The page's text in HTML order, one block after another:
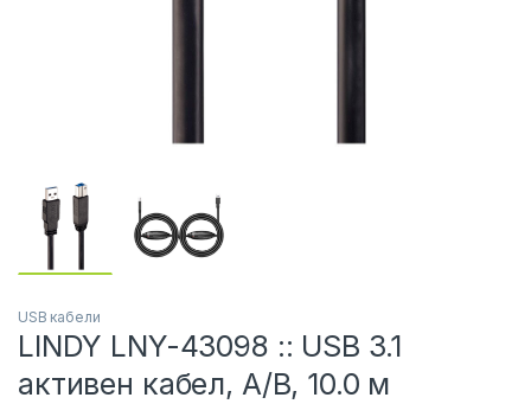
USB кабели
LINDY LNY-43098 :: USB 3.1
активен кабел, A/B, 10.0 м